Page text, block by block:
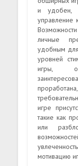
и удобен,
управление
личные
удобным
уровней
игры,
игре
такие как
или
мотивацию